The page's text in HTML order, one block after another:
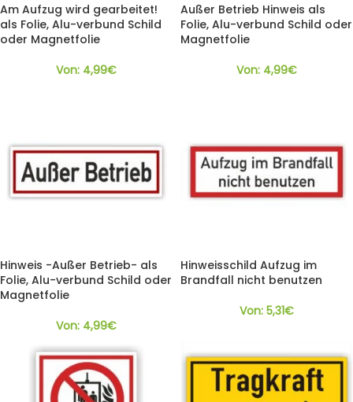
Am Aufzug wird gearbeitet!
als Folie, Alu-verbund Schild
oder Magnetfolie
Von: 4,99€
Außer Betrieb Hinweis als
Folie, Alu-verbund Schild oder
Magnetfolie
Von: 4,99€
Hinweis -Außer Betrieb- als
Folie, Alu-verbund Schild oder
Magnetfolie
Von: 4,99€
Hinweisschild Aufzug im
Brandfall nicht benutzen
Von: 5,31€